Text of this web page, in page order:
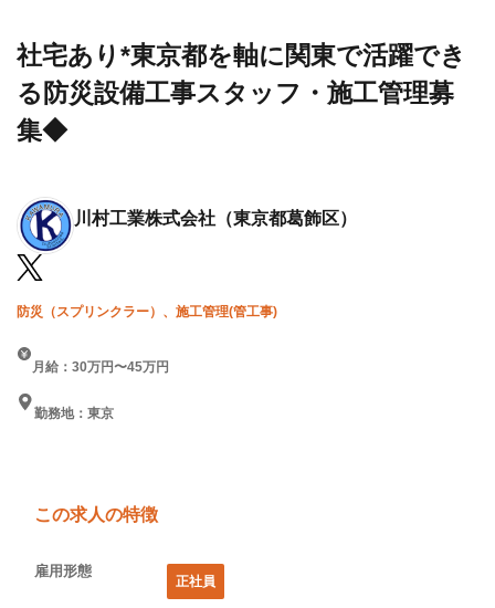
社宅あり*東京都を軸に関東で活躍でき
る防災設備工事スタッフ・施工管理募
集◆
川村工業株式会社 （東京都葛飾区）
防災（スプリンクラー）、施工管理(管工事)
月給：30万円〜45万円
勤務地：東京
この求人の特徴
雇用形態
正社員